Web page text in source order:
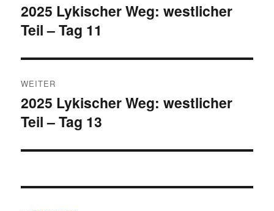
Vorheriger
Beitrag:
2025 Lykischer Weg: westlicher
Teil – Tag 11
WEITER
Nächster
Beitrag:
2025 Lykischer Weg: westlicher
Teil – Tag 13